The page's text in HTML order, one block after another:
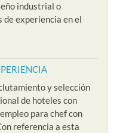
industrial o
de experiencia en el
y selección
de hoteles con
para chef con
referencia a esta